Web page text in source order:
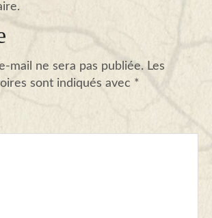
mail ne sera pas publiée. Les
sont indiqués avec *